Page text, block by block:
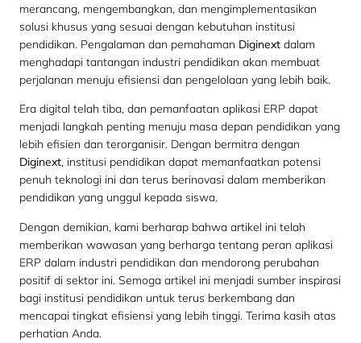
merancang, mengembangkan, dan mengimplementasikan
solusi khusus yang sesuai dengan kebutuhan institusi
pendidikan. Pengalaman dan pemahaman Diginext dalam
menghadapi tantangan industri pendidikan akan membuat
perjalanan menuju efisiensi dan pengelolaan yang lebih baik.
Era digital telah tiba, dan pemanfaatan aplikasi ERP dapat
menjadi langkah penting menuju masa depan pendidikan yang
lebih efisien dan terorganisir. Dengan bermitra dengan
Diginext, institusi pendidikan dapat memanfaatkan potensi
penuh teknologi ini dan terus berinovasi dalam memberikan
pendidikan yang unggul kepada siswa.
Dengan demikian, kami berharap bahwa artikel ini telah
memberikan wawasan yang berharga tentang peran aplikasi
ERP dalam industri pendidikan dan mendorong perubahan
positif di sektor ini. Semoga artikel ini menjadi sumber inspirasi
bagi institusi pendidikan untuk terus berkembang dan
mencapai tingkat efisiensi yang lebih tinggi. Terima kasih atas
perhatian Anda.